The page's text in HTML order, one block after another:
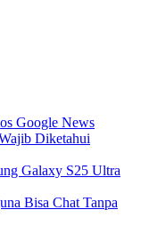
Google News
Diketahui
Galaxy S25 Ultra
Bisa Chat Tanpa